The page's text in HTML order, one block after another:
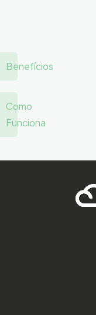
Benefícios
Como
Funciona